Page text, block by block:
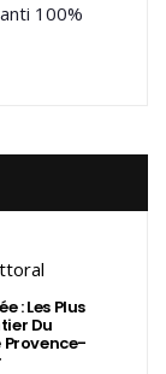
100%
: Les Plus
Du
Provence-